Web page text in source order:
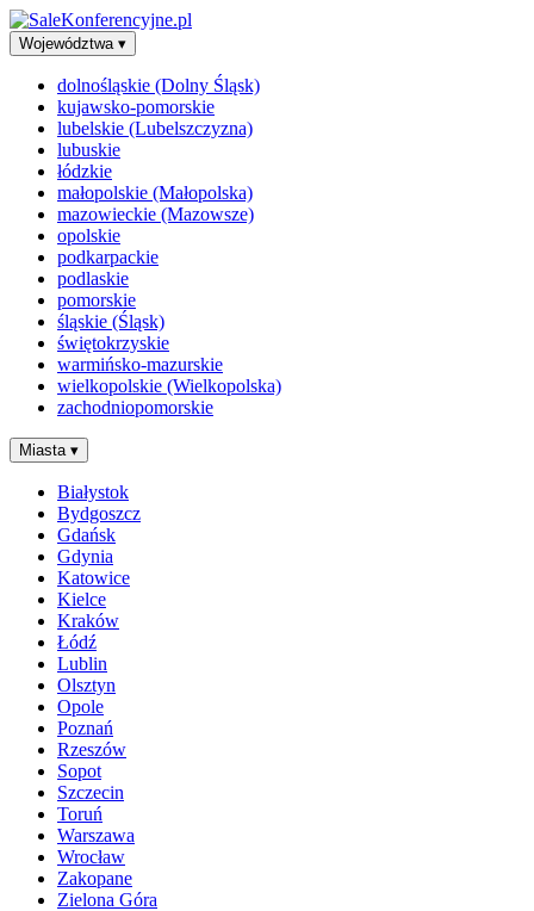
Województwa ▾
dolnośląskie (Dolny Śląsk)
kujawsko-pomorskie
lubelskie (Lubelszczyzna)
lubuskie
łódzkie
małopolskie (Małopolska)
mazowieckie (Mazowsze)
opolskie
podkarpackie
podlaskie
pomorskie
śląskie (Śląsk)
świętokrzyskie
warmińsko-mazurskie
wielkopolskie (Wielkopolska)
zachodniopomorskie
Miasta ▾
Białystok
Bydgoszcz
Gdańsk
Gdynia
Katowice
Kielce
Kraków
Łódź
Lublin
Olsztyn
Opole
Poznań
Rzeszów
Sopot
Szczecin
Toruń
Warszawa
Wrocław
Zakopane
Zielona Góra